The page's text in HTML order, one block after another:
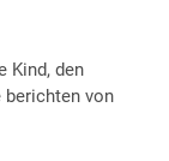
Kind, den
berichten von